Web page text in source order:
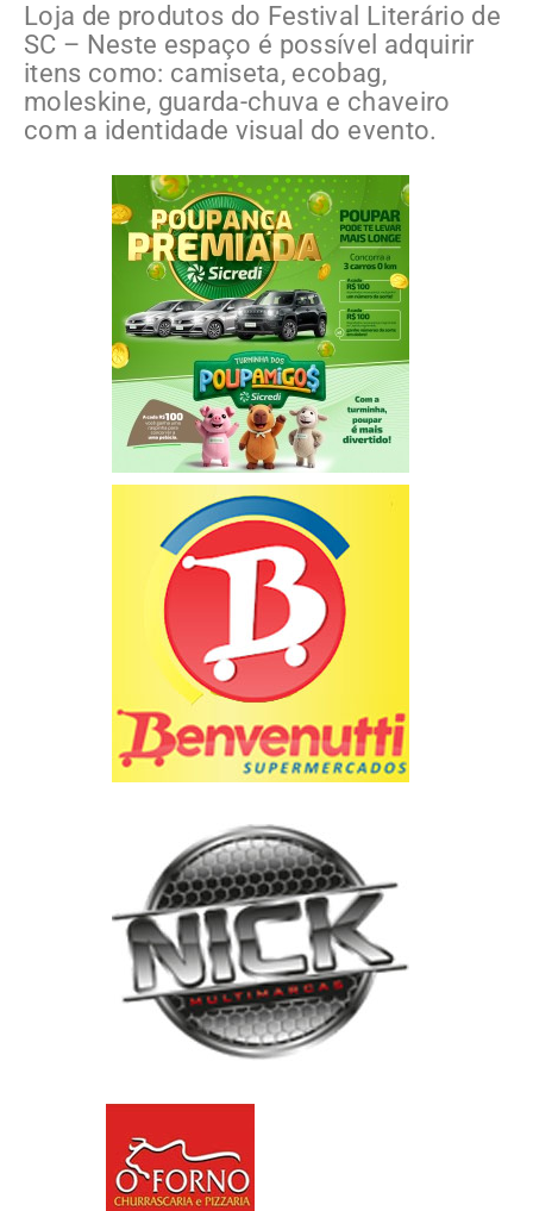
Loja de produtos do Festival Literário de
SC – Neste espaço é possível adquirir
itens como: camiseta, ecobag,
moleskine, guarda-chuva e chaveiro
com a identidade visual do evento.